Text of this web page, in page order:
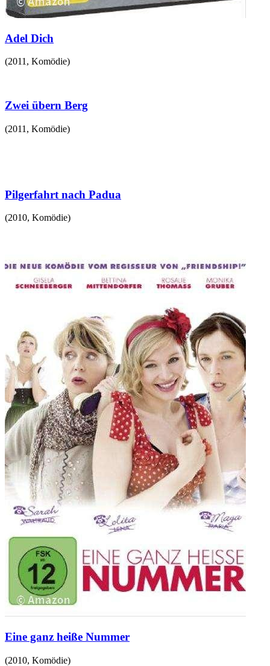
Adel Dich
(2011 , Komödie)
Zwei übern Berg
(2011 , Komödie)
Pilgerfahrt nach Padua
(2010, Komödie)
Eine ganz heiße Nummer
(2010, Komödie)